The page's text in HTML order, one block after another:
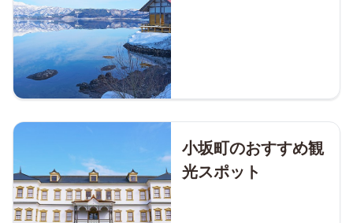
小坂町のおすすめ観
光スポット